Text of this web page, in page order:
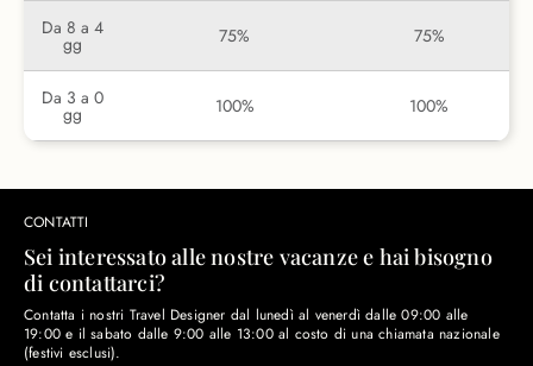
Da 8 a 4
gg 75% 75%
Da 3 a 0
gg 100% 100%
CONTATTI
Sei interessato alle nostre vacanze e hai bisogno
di contattarci?
Contatta i nostri Travel Designer dal lunedì al venerdì dalle 09:00 alle
19:00 e il sabato dalle 9:00 alle 13:00 al costo di una chiamata nazionale
(festivi esclusi).